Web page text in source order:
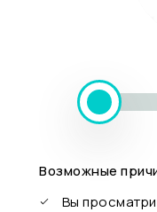
Возможные
Вы